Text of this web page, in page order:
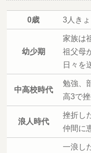
0歳 3人き
幼少期
家族は
祖父母
日々を
中高校時代
勉強、
高3で
浪人時代
挫折し
仲間に
一浪し